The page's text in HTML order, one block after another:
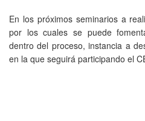
En los próximos seminarios a
por los cuales se puede
dentro del proceso, instancia a
en la que seguirá participando el